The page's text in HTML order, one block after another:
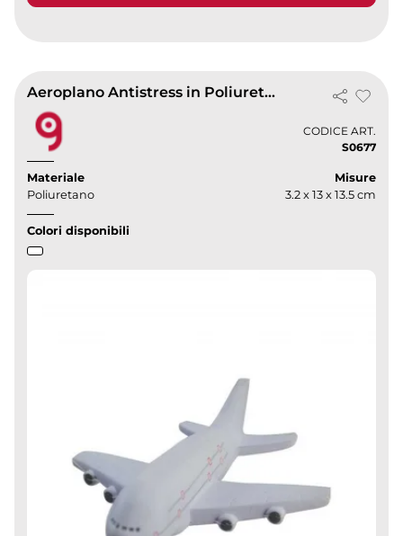
Aeroplano Antistress in Poliuretano Blu 34g - Leggero e Resistente
CODICE ART.
S0677
Materiale
Poliuretano
Misure
3.2 x 13 x 13.5 cm
Colori disponibili